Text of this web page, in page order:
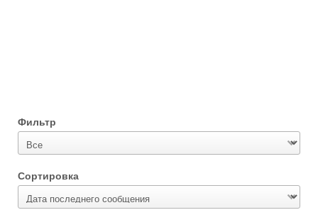
Фильтр
Сортировка